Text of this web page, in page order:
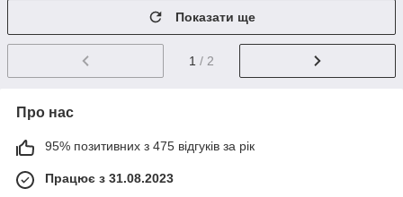
Показати ще
1 / 2
Про нас
95% позитивних з 475 відгуків за рік
Працює з 31.08.2023